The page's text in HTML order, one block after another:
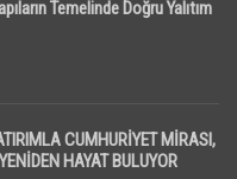
Temelinde Doğru Yalıtım
CUMHURİYET MİRASI,
HAYAT BULUYOR